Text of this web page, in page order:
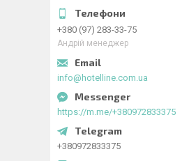
+380 (97) 283-33-75
Андрій менеджер
info@hotelline.com.ua
https://m.me/+380972833375
+380972833375